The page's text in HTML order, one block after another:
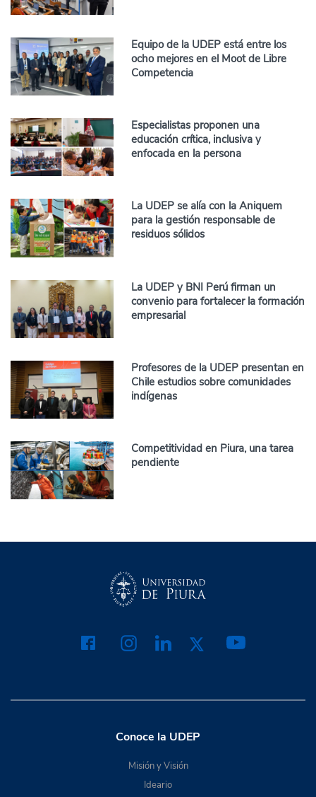
Equipo de la UDEP está entre los
ocho mejores en el Moot de Libre
Competencia
Especialistas proponen una
educación crítica, inclusiva y
enfocada en la persona
La UDEP se alía con la Aniquem
para la gestión responsable de
residuos sólidos
La UDEP y BNI Perú firman un
convenio para fortalecer la formación
empresarial
Profesores de la UDEP presentan en
Chile estudios sobre comunidades
indígenas
Competitividad en Piura, una tarea
pendiente
Conoce la UDEP
Misión y Visión
Ideario